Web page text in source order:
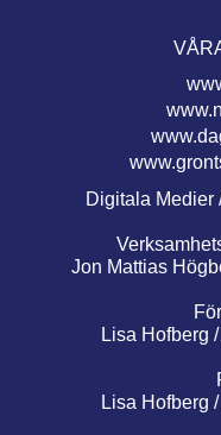
Digitala Medier
Jon Mattias
Lisa Hofberg /
Lisa Hofberg /